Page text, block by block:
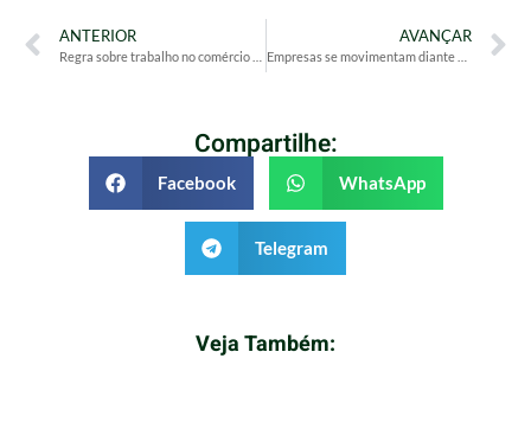
ANTERIOR AVANÇAR
Compartilhe:
Facebook WhatsApp
Telegram
Veja Também: